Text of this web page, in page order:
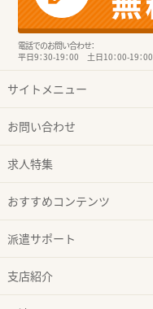
電話でのお問い合わせ：
平日9：30-19：00 土日10：00-19：00
サイトメニュー
お問い合わせ
求人特集
おすすめコンテンツ
派遣サポート
支店紹介